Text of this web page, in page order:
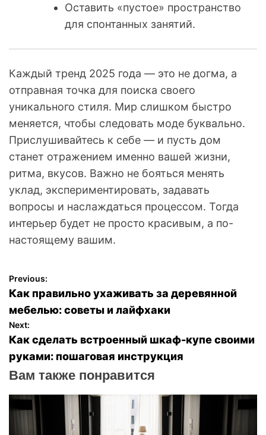
Оставить «пустое» пространство
для спонтанных занятий.
Каждый тренд 2025 года — это не догма, а
отправная точка для поиска своего
уникального стиля. Мир слишком быстро
меняется, чтобы следовать моде буквально.
Прислушивайтесь к себе — и пусть дом
станет отражением именно вашей жизни,
ритма, вкусов. Важно не бояться менять
уклад, экспериментировать, задавать
вопросы и наслаждаться процессом. Тогда
интерьер будет не просто красивым, а по-
настоящему вашим.
Н
а
в
и
а
Previous:
Как правильно ухаживать за деревянной
мебелью: советы и лайфхаки
Next:
Как сделать встроенный шкаф-купе своими
руками: пошаговая инструкция
Вам также понравится